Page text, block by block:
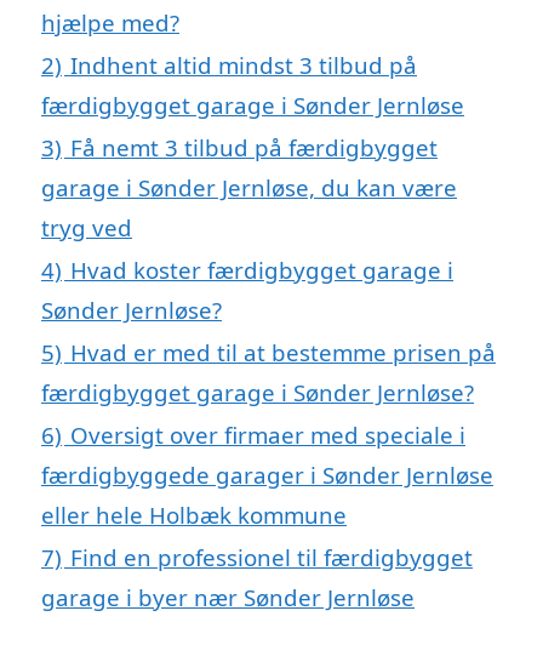
hjælpe med?
2) Indhent altid mindst 3 tilbud på
færdigbygget garage i Sønder Jernløse
3) Få nemt 3 tilbud på færdigbygget
garage i Sønder Jernløse, du kan være
tryg ved
4) Hvad koster færdigbygget garage i
Sønder Jernløse?
5) Hvad er med til at bestemme prisen på
færdigbygget garage i Sønder Jernløse?
6) Oversigt over firmaer med speciale i
færdigbyggede garager i Sønder Jernløse
eller hele Holbæk kommune
7) Find en professionel til færdigbygget
garage i byer nær Sønder Jernløse